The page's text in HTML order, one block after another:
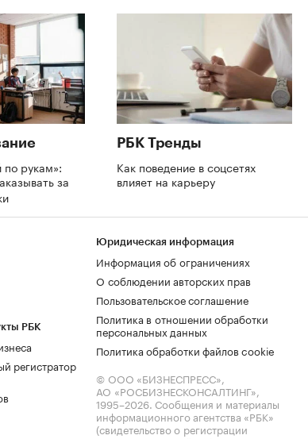
рукам»:
за
РБК Тренды
Как поведение в соцсетях
влияет на карьеру
РБК
регистратор
Юридическая информация
Информация об ограничениях
О соблюдении авторских прав
Пользовательское соглашение
Политика в отношении обработки
персональных данных
Политика обработки файлов cookie
© ООО «БИЗНЕСПРЕСС»,
АО «РОСБИЗНЕСКОНСАЛТИНГ»,
1995–2026. Сообщения и материалы
информационного агентства «РБК»
(свидетельство о регистрации